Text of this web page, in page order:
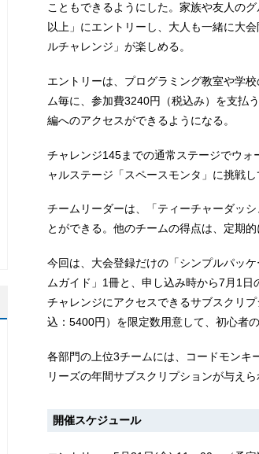
こともできるようにした。家族や友人の
以上」にエントリーし、大人も一緒に大
ルチャレンジ」が楽しめる。
エントリーは、プログラミング教室や学
ム毎に、参加費3240円（税込み）を支払
編へのアクセスができるようになる。
チャレンジ145までの通常ステージでウ
ャルステージ「スペースモンタ」に挑戦
チームリーダーは、「ティーチャーダッ
とができる。他のチームの得点は、定期
今回は、大会登録だけの「シンプルパッ
ムガイド」1冊と、申し込み時から7月1
チャレンジにアクセスできるサブスクリ
込：5400円）を限定数用意して、初心者
各部門の上位3チームには、コードモンキ
リーズの年間サブスクリプションが与え
開催スケジュール